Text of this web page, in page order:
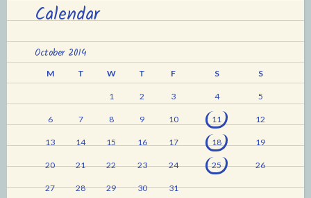
Calendar
October 2014
M T W T F S S
1 2 3 4 5
6 7 8 9 10 11 12
13 14 15 16 17 18 19
20 21 22 23 24 25 26
27 28 29 30 31